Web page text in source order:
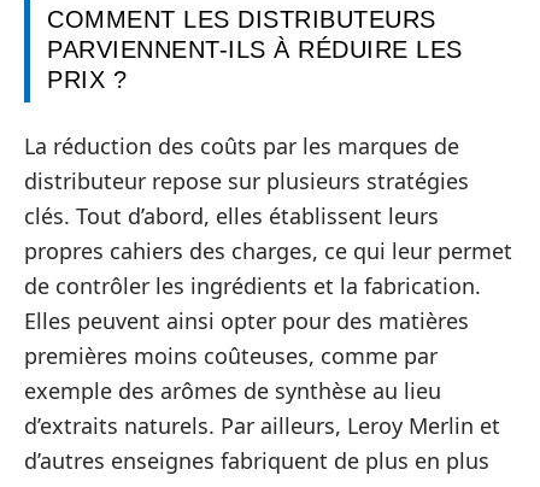
COMMENT LES DISTRIBUTEURS
PARVIENNENT-ILS À RÉDUIRE LES
PRIX ?
La réduction des coûts par les marques de
distributeur repose sur plusieurs stratégies
clés. Tout d’abord, elles établissent leurs
propres cahiers des charges, ce qui leur permet
de contrôler les ingrédients et la fabrication.
Elles peuvent ainsi opter pour des matières
premières moins coûteuses, comme par
exemple des arômes de synthèse au lieu
d’extraits naturels. Par ailleurs, Leroy Merlin et
d’autres enseignes fabriquent de plus en plus